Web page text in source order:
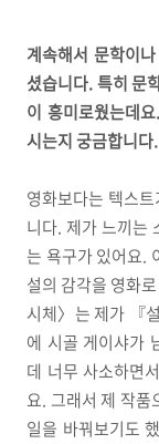
계속해서 문학이
셨습니다. 특히 문
이 흥미로웠는데
시는지 궁금합니다.
영화보다는 텍스
니다. 제가 느끼는
는 욕구가 있어요.
설의 감각을 영화
시체〉는 제가 『
에 시골 게이샤가
데 너무 사소하면
요. 그래서 제 작품
일을 바꿔보기도